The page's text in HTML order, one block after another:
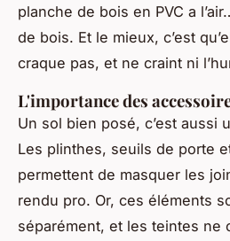
planche de bois en PVC a
de bois. Et le mieux, c’est
craque pas, et ne craint ni
L'importance des
Un sol bien posé, c’est aussi
Les plinthes, seuils de porte
permettent de masquer les
rendu pro. Or, ces éléments
séparément, et les teintes ne